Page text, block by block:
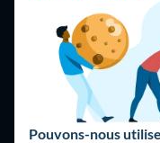
Pouvons-nous
09